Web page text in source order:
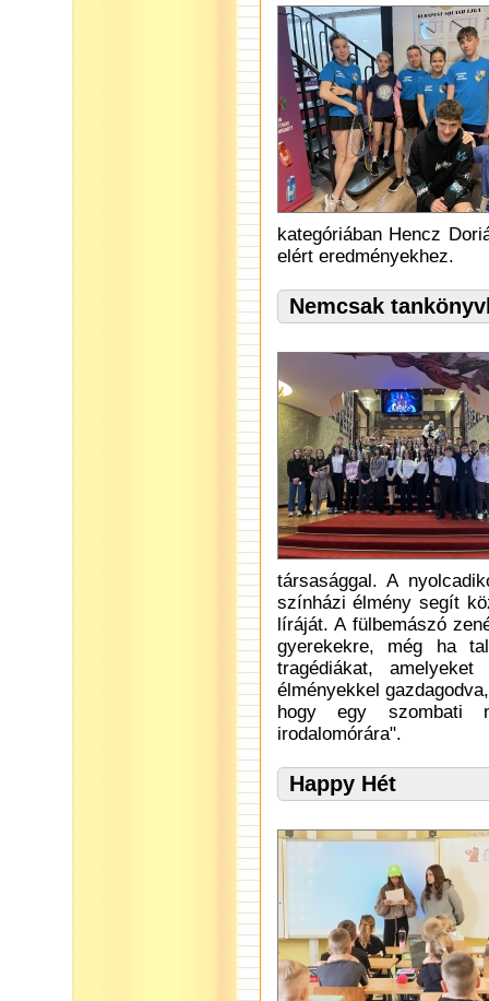
kategóriában Hencz
elért eredményekhez.
Nemcsak
társasággal. A
színházi élmény segít
líráját. A fülbemászó
gyerekekre, még ha
tragédiákat,
élményekkel
hogy egy szombati
irodalomórára".
Happy Hét